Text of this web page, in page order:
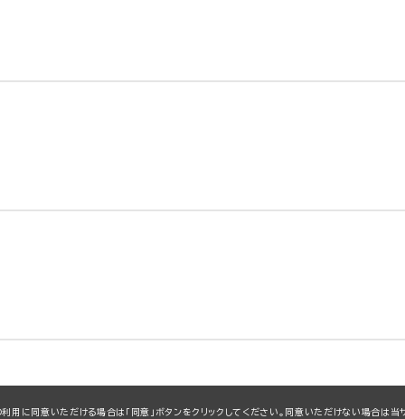
に同意いただける場合は「同意」ボタンをクリックしてください。同意いただけない場合は